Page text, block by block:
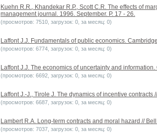
Kuehn R.R., Khandekar R.P., Scott C.R. The effects of
management journal. 1996. September. P. 17 - 26.
(просмотров: 7510, загрузок: 0, за месяц: 0)
Laffont J.J. Fundamentals of public economics.
(просмотров: 6774, загрузок: 0, за месяц: 0)
Laffont J.J. The economics of uncertainty and
(просмотров: 6692, загрузок: 0, за месяц: 0)
Laffont J.-J., Tirole J. The dynamics of incentive contracts
(просмотров: 6687, загрузок: 0, за месяц: 0)
Lambert R.A. Long-term contracts and moral hazard //
(просмотров: 7037, загрузок: 0, за месяц: 0)